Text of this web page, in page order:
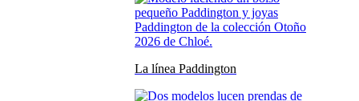
La línea Paddington